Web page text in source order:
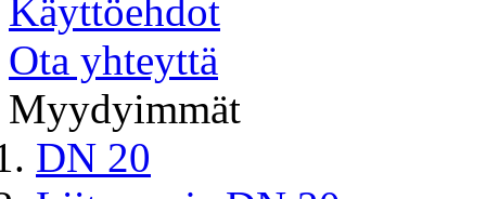
Käyttöehdot
Ota yhteyttä
Myydyimmät
DN 20